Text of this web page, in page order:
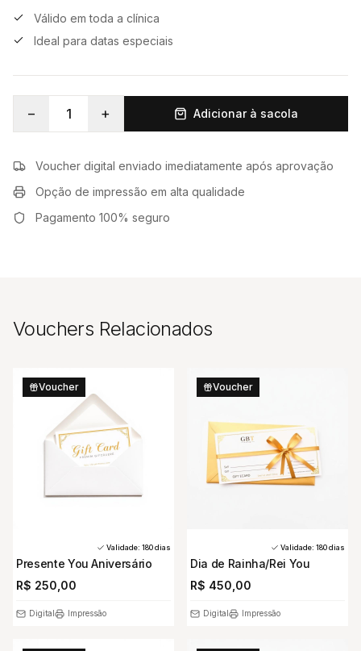
Válido em toda a clínica
Ideal para datas especiais
− 1 + Adicionar à sacola
Voucher digital enviado imediatamente após aprovação
Opção de impressão em alta qualidade
Pagamento 100% seguro
Vouchers Relacionados
Voucher
Validade: 180dias
Presente You Aniversário
R$ 250,00
Digital Impressão
Voucher
Validade: 180dias
Dia de Rainha/Rei You
R$ 450,00
Digital Impressão